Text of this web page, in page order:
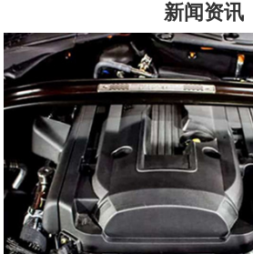
新闻资讯